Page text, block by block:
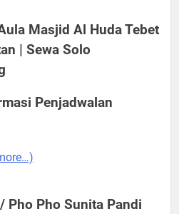
Masjid Al Huda Tebet
| Sewa Solo
Penjadwalan
Pho Pho Sunita Pandi